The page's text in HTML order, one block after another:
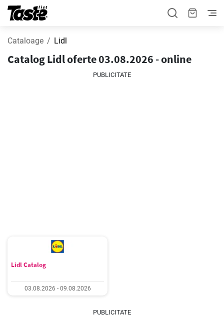
Cataloage Lidl
Catalog Lidl oferte 03.08.2026 - online
PUBLICITATE
Lidl Catalog
03.08.2026 - 09.08.2026
PUBLICITATE